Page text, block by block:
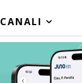
CANALI